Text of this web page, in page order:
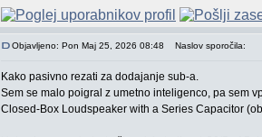
Objavljeno: Pon Maj 25, 2026 08:48 Naslov sporočila:
Kako pasivno rezati za dodajanje sub-a.
Sem se malo poigral z umetno inteligenco, pa sem
Closed-Box Loudspeaker with a Series Capacitor